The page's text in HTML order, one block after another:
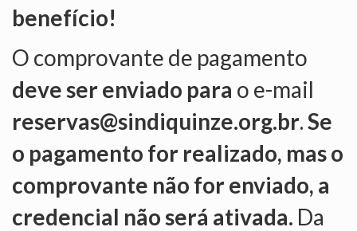
OFICIAIS DE JUSTIÇA
SAÚDE
SOLIDARIEDADE
TÉCNICOS JUDICIÁRIOS
TECNOLOGIA DA INFORMAÇÃO
benefício!
O comprovante de pagamento
deve ser enviado para o e-mail
reservas@sindiquinze.org.br.Se
o pagamento for realizado, mas o
comprovante não for enviado, a
credencial não será ativada. Da